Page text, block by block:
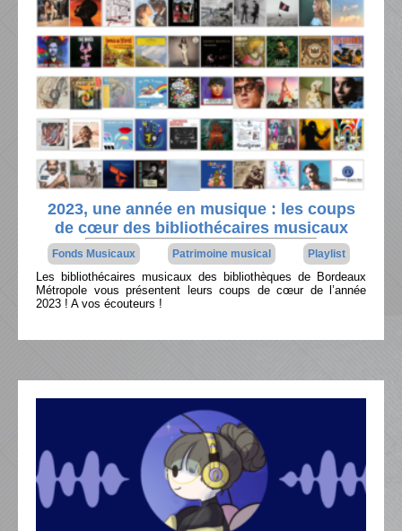
2023, une année en musique : les coups
de cœur des bibliothécaires musicaux
Fonds Musicaux Patrimoine musical Playlist
Les bibliothécaires musicaux des bibliothèques de Bordeaux
Métropole vous présentent leurs coups de cœur de l’année
2023 ! A vos écouteurs !